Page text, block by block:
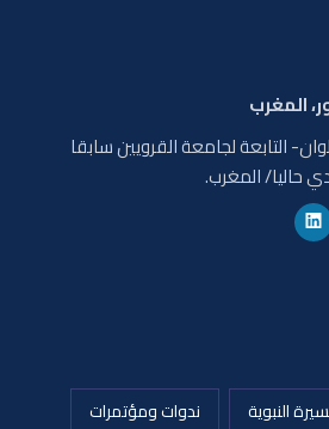
لجامعة القرويين سابقا
ندوات ومؤتمرات